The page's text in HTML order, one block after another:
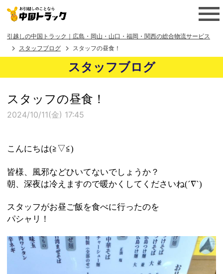
引越しの中国トラック｜広島・岡山・山口・福岡・関西の総合物流サービス
スタッフブログ
スタッフの昼食！
スタッフブログ
スタッフの昼食！
2024/10/11(金) 17:45
こんにちは(≧▽≦)
皆様、風邪などひいてないでしょうか？
朝、深夜は冷えますので暖かくしてくださいね(´∇`)
スタッフがお昼ご飯を食べに行ったのを
パシャリ！